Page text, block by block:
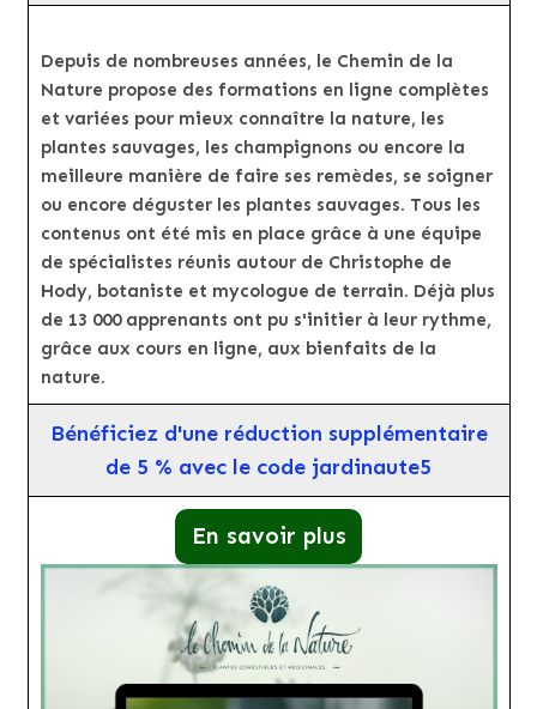
Depuis de nombreuses années, le Chemin de la
Nature propose des formations en ligne complètes
et variées pour mieux connaître la nature, les
plantes sauvages, les champignons ou encore la
meilleure manière de faire ses remèdes, se soigner
ou encore déguster les plantes sauvages. Tous les
contenus ont été mis en place grâce à une équipe
de spécialistes réunis autour de Christophe de
Hody, botaniste et mycologue de terrain. Déjà plus
de 13 000 apprenants ont pu s'initier à leur rythme,
grâce aux cours en ligne, aux bienfaits de la
nature.
Bénéficiez d'une réduction supplémentaire
de 5 % avec le code jardinaute5
En savoir plus